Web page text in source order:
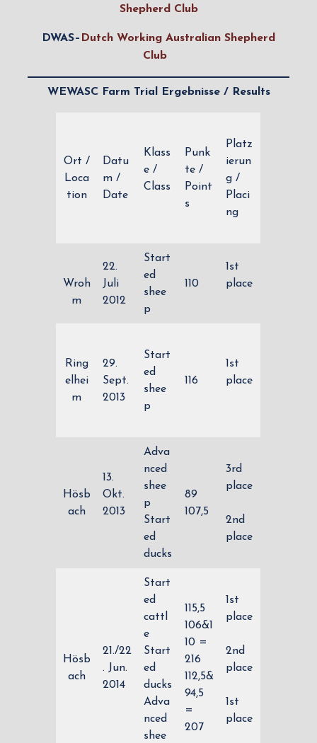
Shepherd Club
DWAS– Dutch Working Australian Shepherd
Club
WEWASC Farm Trial Ergebnisse / Results
Ort /
Loca
tion
Datu
m /
Date
Klass
e /
Class
Punk
te /
Point
s
Platz
ierun
g /
Placi
ng
Wroh
m
22.
Juli
2012
Start
ed
shee
p
110
1st
place
Ring
elhei
m
29.
Sept.
2013
Start
ed
shee
p
116
1st
place
Hösb
ach
13.
Okt.
2013
Adva
nced
shee
p
Start
ed
ducks
89
107,5
3rd
place
2nd
place
Hösb
ach
21./22
. Jun.
2014
Start
ed
cattl
e
Start
ed
ducks
Adva
nced
shee
115,5
106&1
10 =
216
112,5&
94,5
=
207
1st
place
2nd
place
1st
place